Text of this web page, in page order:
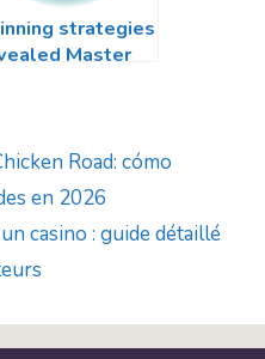
strategies
Master
Road: cómo
en 2026
casino : guide détaillé